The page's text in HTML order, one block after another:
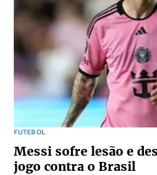
FUTEBOL
Messi sofre lesão e
jogo contra o Brasil